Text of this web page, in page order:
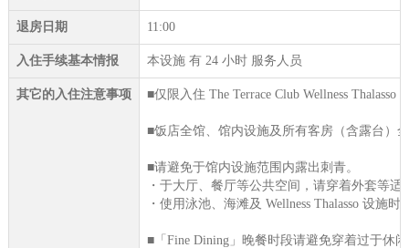
退房日期 11:00
入住手续基本情报 本设施 有 24 小时 服务人员
其它的入住注意事项 ■仅限入住 The Terrace Club Wellness Thalasso
■饭店全馆、馆内设施及所有客房（含露台）
■请避免于馆内设施范围内露出刺青。
・于大厅、餐厅等公共空间，请穿着外套等适
・使用泳池、海滩及 Wellness Thalasso 设施
■「Fine Dining」晚餐时段请避免穿着过于休